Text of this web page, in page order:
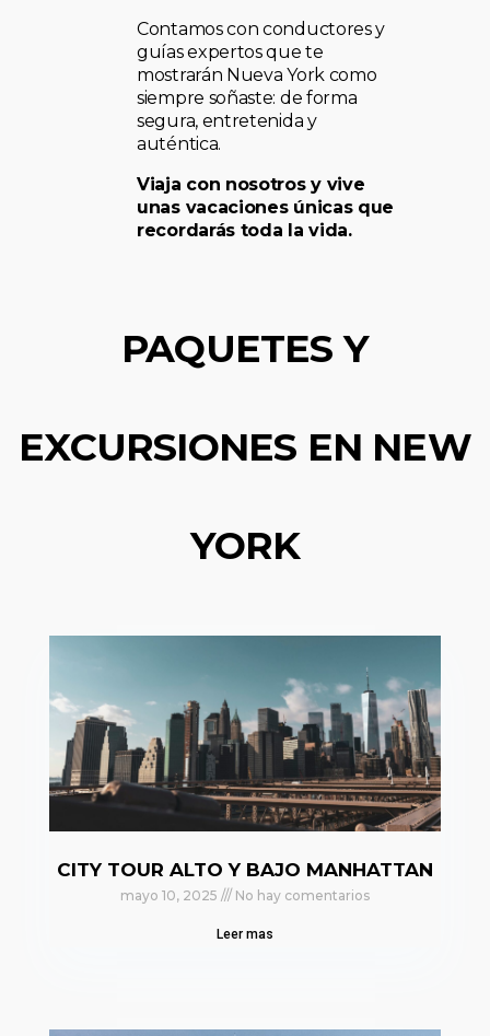
Contamos con conductores y
guías expertos que te
mostrarán Nueva York como
siempre soñaste: de forma
segura, entretenida y
auténtica.
Viaja con nosotros y vive
unas vacaciones únicas que
recordarás toda la vida.
PAQUETES Y
EXCURSIONES EN NEW
YORK
CITY TOUR ALTO Y BAJO MANHATTAN
mayo 10, 2025 No hay comentarios
Leer mas